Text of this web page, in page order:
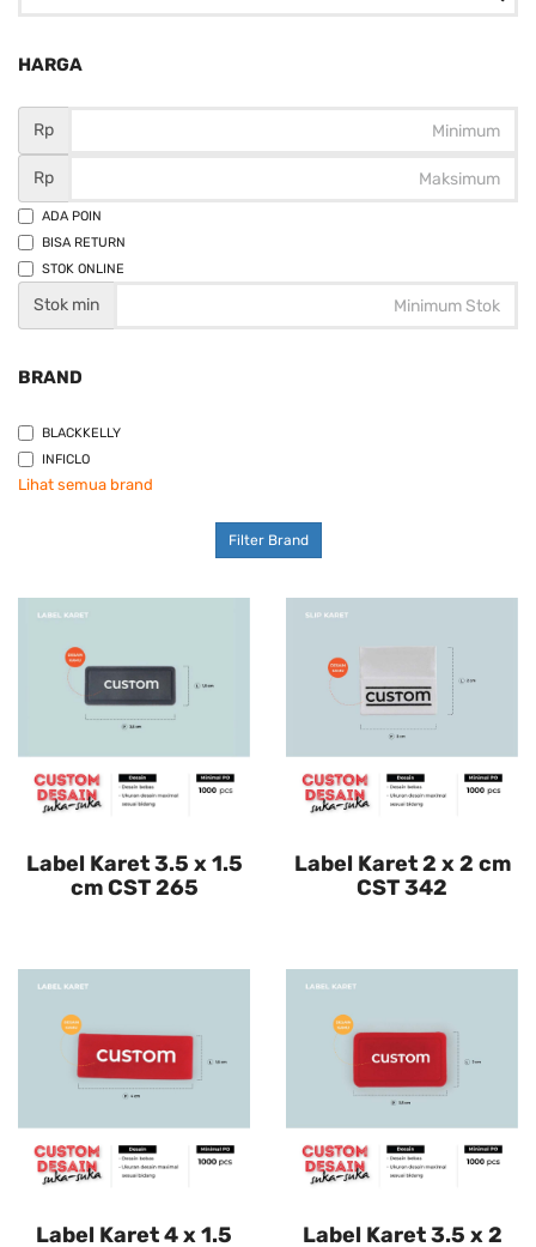
HARGA
Rp
Rp
ADA POIN
BISA RETURN
STOK ONLINE
Stok min
BRAND
BLACKKELLY
INFICLO
Lihat semua brand
Filter Brand
Label Karet 3.5 x 1.5
cm CST 265
Label Karet 2 x 2 cm
CST 342
Label Karet 4 x 1.5
Label Karet 3.5 x 2